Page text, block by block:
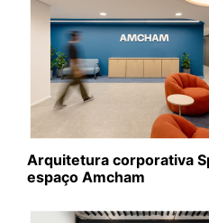
Arquitetura corporativa
espaço Amcham